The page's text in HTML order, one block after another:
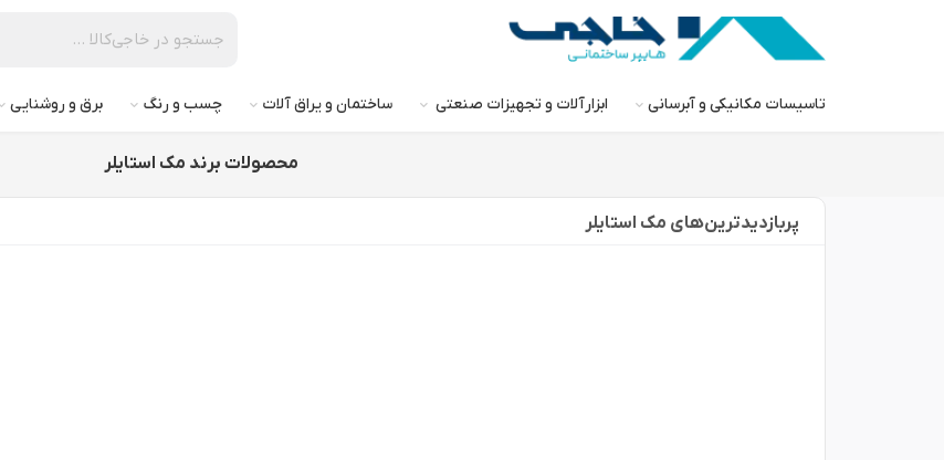
تاسیسات مکانیکی و آبرسانی ابزارآلات و تجهیزات صنعتی ساختمان و یراق آلات چسب و رنگ برق و روشنایی
محصولات برند مک استایلر
پربازدید‌ترین‌های مک استایلر